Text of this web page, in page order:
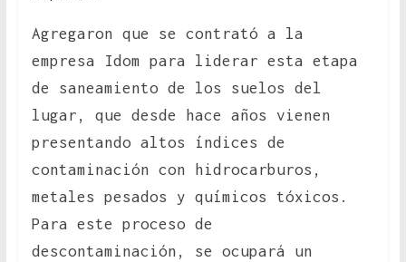
Agregaron que se contrató a la
empresa Idom para liderar esta etapa
de saneamiento de los suelos del
lugar, que desde hace años vienen
presentando altos índices de
contaminación con hidrocarburos,
metales pesados y químicos tóxicos.
Para este proceso de
descontaminación, se ocupará un